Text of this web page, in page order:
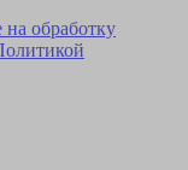
на обработку